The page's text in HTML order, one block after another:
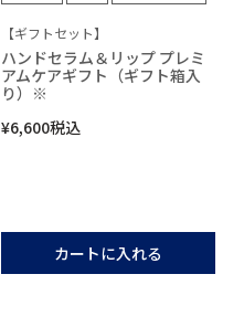
【ギフトセット】
ハンドセラム＆リップ プレミ
アムケアギフト（ギフト箱入
り）※
¥6,600税込
カートに入れる